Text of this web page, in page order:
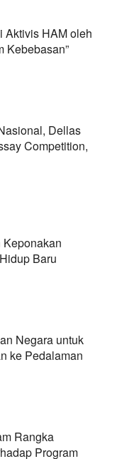
Aktivis HAM oleh
Kebebasan”
Dellas
Competition,
Baru
Negara untuk
ke Pedalaman
Rangka
Program